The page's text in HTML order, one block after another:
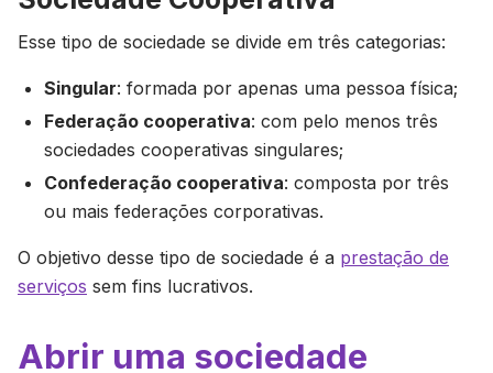
Esse tipo de sociedade se divide em três categorias:
Singular: formada por apenas uma pessoa física;
Federação cooperativa: com pelo menos três
sociedades cooperativas singulares;
Confederação cooperativa: composta por três
ou mais federações corporativas.
O objetivo desse tipo de sociedade é a prestação de
serviços sem fins lucrativos.
Abrir uma sociedade